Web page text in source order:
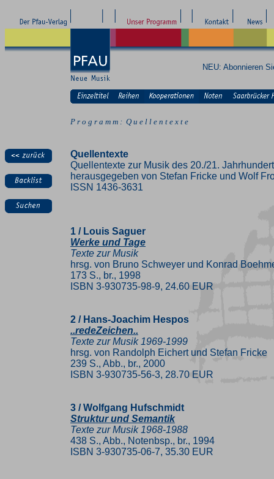
NEU: Abonnieren
P r o g r a m m : Q u e l l e n t e x t e
Quellentexte
Quellentexte zur Musik des 20./21.
herausgegeben von Stefan Fricke und Wolf
ISSN 1436-3631
1 / Louis Saguer
Werke und Tage
Texte zur Musik
hrsg. von Bruno Schweyer und Konrad
173 S., br., 1998
ISBN 3-930735-98-9, 24.60 EUR
2 / Hans-Joachim Hespos
..redeZeichen..
Texte zur Musik 1969-1999
hrsg. von Randolph Eichert und Stefan Fricke
239 S., Abb., br., 2000
ISBN 3-930735-56-3, 28.70 EUR
3 / Wolfgang Hufschmidt
Struktur und Semantik
Texte zur Musik 1968-1988
438 S., Abb., Notenbsp., br., 1994
ISBN 3-930735-06-7, 35.30 EUR